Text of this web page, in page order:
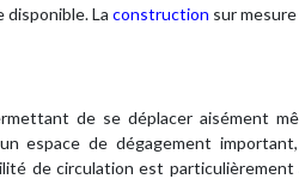
disponible. La construction sur
de se déplacer aisément
espace de dégagement
de circulation est particulièrement